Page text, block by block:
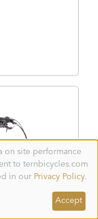
on site performance
to ternbicycles.com
in our Privacy Policy.
Accept